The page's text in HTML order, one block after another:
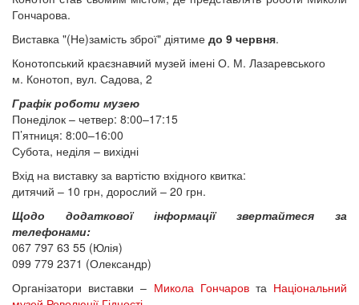
Гончарова.
Виставка "(Не)замість зброї" діятиме до 9 червня.
Конотопський краєзнавчий музей імені О. М. Лазаревського
м. Конотоп, вул. Садова, 2
Графік роботи музею
Понеділок – четвер: 8:00–17:15
П’ятниця: 8:00–16:00
Субота, неділя – вихідні
Вхід на виставку за вартістю вхідного квитка:
дитячий – 10 грн, дорослий – 20 грн.
Щодо додаткової інформації звертайтеся за
телефонами:
067 797 63 55 (Юлія)
099 779 2371 (Олександр)
Організатори виставки – Микола Гончаровта Національний